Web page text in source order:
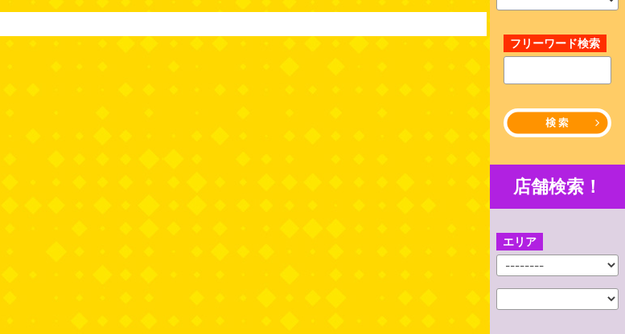
フリーワード検索
店舗検索！
エリア